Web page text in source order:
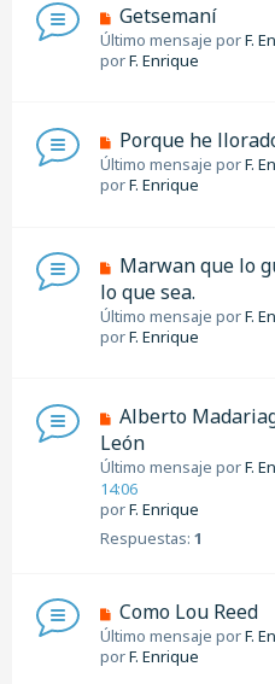
Getsemaní
Último mensaje porF.
porF. Enrique
Porque he
Último mensaje porF.
porF. Enrique
Marwan que lo
lo que sea.
Último mensaje porF.
porF. Enrique
Alberto
León
Último mensaje porF.
14:06
porF. Enrique
Respuestas: 1
Como Lou Reed
Último mensaje porF.
porF. Enrique